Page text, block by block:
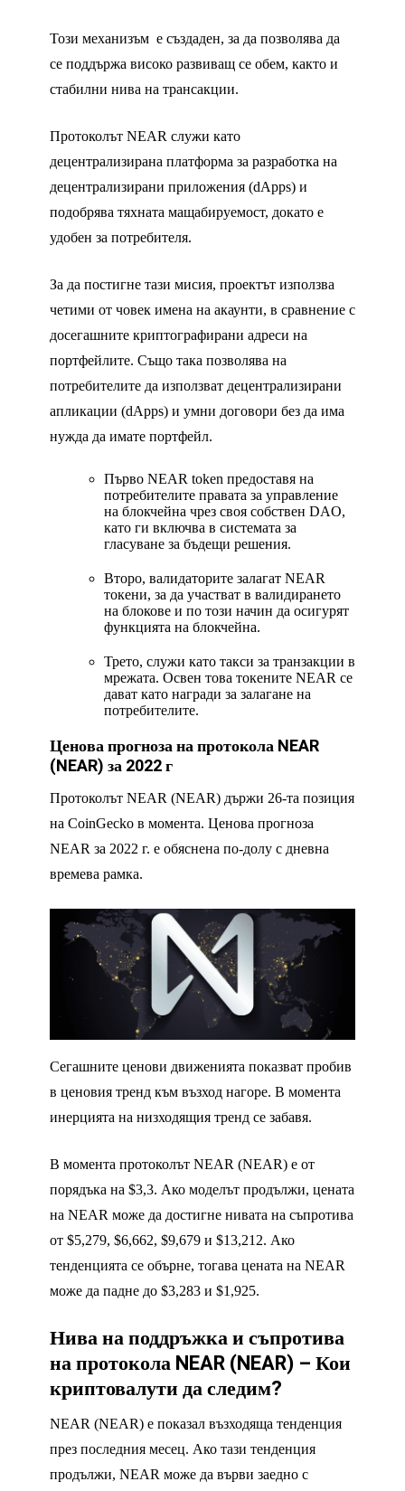
Този механизъм е създаден, за да позволява да
се поддържа високо развиващ се обем, както и
стабилни нива на трансакции.
Протоколът NEAR служи като
децентрализирана платформа за разработка на
децентрализирани приложения (dApps) и
подобрява тяхната мащабируемост, докато е
удобен за потребителя.
За да постигне тази мисия, проектът използва
четими от човек имена на акаунти, в сравнение с
досегашните криптографирани адреси на
портфейлите. Също така позволява на
потребителите да използват децентрализирани
апликации (dApps) и умни договори без да има
нужда да имате портфейл.
Първо NEAR token предоставя на
потребителите правата за управление
на блокчейна чрез своя собствен DAO,
като ги включва в системата за
гласуване за бъдещи решения.
Второ, валидаторите залагат NEAR
токени, за да участват в валидирането
на блокове и по този начин да осигурят
функцията на блокчейна.
Трето, служи като такси за транзакции в
мрежата. Освен това токените NEAR се
дават като награди за залагане на
потребителите.
Ценова прогноза на протокола NEAR
(NEAR) за 2022 г
Протоколът NEAR (NEAR) държи 26-та позиция
на CoinGecko в момента. Ценова прогноза
NEAR за 2022 г. е обяснена по-долу с дневна
времева рамка.
Сегашните ценови движенията показват пробив
в ценовия тренд към възход нагоре. В момента
инерцията на низходящия тренд се забавя.
В момента протоколът NEAR (NEAR) е от
порядъка на $3,3. Ако моделът продължи, цената
на NEAR може да достигне нивата на съпротива
от $5,279, $6,662, $9,679 и $13,212. Ако
тенденцията се обърне, тогава цената на NEAR
може да падне до $3,283 и $1,925.
Нива на поддръжка и съпротива
на протокола NEAR (NEAR) – Кои
криптовалути да следим?
NEAR (NEAR) е показал възходяща тенденция
през последния месец. Ако тази тенденция
продължи, NEAR може да върви заедно с